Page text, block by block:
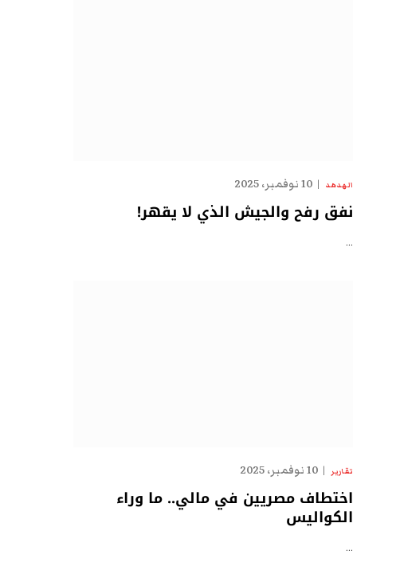
الهدهد 10 نوفمبر، 2025
نفق رفح والجيش الذي لا يقهر!
…
تقارير 10 نوفمبر، 2025
اختطاف مصريين في مالي.. ما وراء
الكواليس
…